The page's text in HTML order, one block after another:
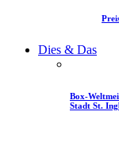
Dies & Das
Box-
Stadt St.